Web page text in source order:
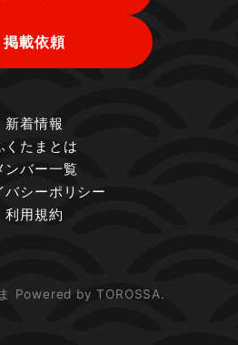
掲載依頼
新着情報
くたまとは
ンバー一覧
バシーポリシー
利用規約
Powered by TOROSSA.